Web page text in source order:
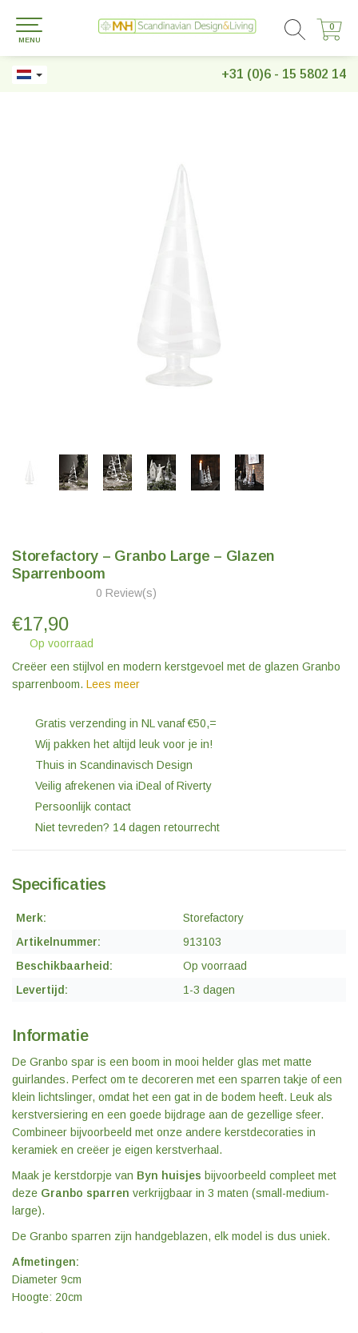
+31 (0)6 - 15 5802 14
0
0
MENU
Storefactory – Granbo Large – Glazen
Sparrenboom
0 Review(s)
€17,90
Op voorraad
Creëer een stijlvol en modern kerstgevoel met de glazen Granbo
sparrenboom. Lees meer
Gratis verzending in NL vanaf €50,=
Wij pakken het altijd leuk voor je in!
Thuis in Scandinavisch Design
Veilig afrekenen via iDeal of Riverty
Persoonlijk contact
Niet tevreden? 14 dagen retourrecht
Specificaties
Merk:
Storefactory
Artikelnummer:
913103
Beschikbaarheid:
Op voorraad
Levertijd:
1-3 dagen
Informatie
De Granbo spar is een boom in mooi helder glas met matte
guirlandes. Perfect om te decoreren met een sparren takje of een
klein lichtslinger, omdat het een gat in de bodem heeft. Leuk als
kerstversiering en een goede bijdrage aan de gezellige sfeer.
Combineer bijvoorbeeld met onze andere kerstdecoraties in
keramiek en creëer je eigen kerstverhaal.
Maak je kerstdorpje van Byn huisjes bijvoorbeeld compleet met
deze Granbo sparren verkrijgbaar in 3 maten (small-medium-
large).
De Granbo sparren zijn handgeblazen, elk model is dus uniek.
Afmetingen:
Diameter 9cm
Hoogte: 20cm